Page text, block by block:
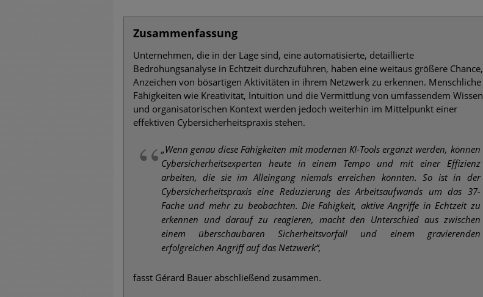
Zusammenfassung
Unternehmen, die in der Lage sind, eine automatisierte, detaillierte
Bedrohungsanalyse in Echtzeit durchzuführen, haben eine weitaus größere Chance,
Anzeichen von bösartigen Aktivitäten in ihrem Netzwerk zu erkennen. Menschliche
Fähigkeiten wie Kreativität, Intuition und die Vermittlung von umfassendem Wissen
und organisatorischen Kontext werden jedoch weiterhin im Mittelpunkt einer
effektiven Cybersicherheitspraxis stehen.
„Wenn genau diese Fähigkeiten mit modernen KI-Tools ergänzt werden, können
Cybersicherheitsexperten heute in einem Tempo und mit einer Effizienz
arbeiten, die sie im Alleingang niemals erreichen könnten. So ist in der
Cybersicherheitspraxis eine Reduzierung des Arbeitsaufwands um das 37-
Fache und mehr zu beobachten. Die Fähigkeit, aktive Angriffe in Echtzeit zu
erkennen und darauf zu reagieren, macht den Unterschied aus zwischen
einem überschaubaren Sicherheitsvorfall und einem gravierenden
erfolgreichen Angriff auf das Netzwerk“,
fasst Gérard Bauer abschließend zusammen.